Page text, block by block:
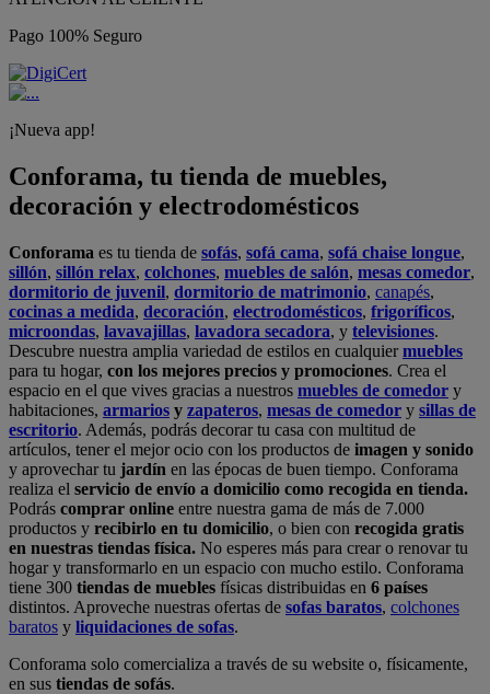
Pago 100% Seguro
¡Nueva app!
Conforama, tu tienda de muebles,
decoración y electrodomésticos
Conforama es tu tienda de sofás, sofá cama, sofá chaise longue,
sillón, sillón relax, colchones, muebles de salón, mesas comedor,
dormitorio de juvenil, dormitorio de matrimonio, canapés,
cocinas a medida, decoración, electrodomésticos, frigoríficos,
microondas, lavavajillas, lavadora secadora, y televisiones.
Descubre nuestra amplia variedad de estilos en cualquiermuebles
para tu hogar, con los mejores precios y promociones. Crea el
espacio en el que vives gracias a nuestros muebles de comedor y
habitaciones, armarios y zapateros, mesas de comedor y sillas de
escritorio. Además, podrás decorar tu casa con multitud de
artículos, tener el mejor ocio con los productos de imagen y sonido
y aprovechar tu jardín en las épocas de buen tiempo. Conforama
realiza el servicio de envío a domicilio como recogida en tienda.
Podrás comprar online entre nuestra gama de más de 7.000
productos y recibirlo en tu domicilio, o bien con recogida gratis
en nuestras tiendas física. No esperes más para crear o renovar tu
hogar y transformarlo en un espacio con mucho estilo. Conforama
tiene 300 tiendas de muebles físicas distribuidas en 6 países
distintos. Aproveche nuestras ofertas de sofas baratos, colchones
baratos y liquidaciones de sofas.
Conforama solo comercializa a través de su website o, físicamente,
en sus tiendas de sofás.